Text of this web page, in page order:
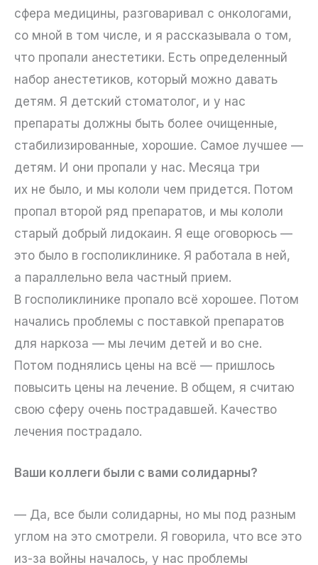
сфера медицины, разговаривал с онкологами,
со мной в том числе, и я рассказывала о том,
что пропали анестетики. Есть определенный
набор анестетиков, который можно давать
детям. Я детский стоматолог, и у нас
препараты должны быть более очищенные,
стабилизированные, хорошие. Самое лучшее —
детям. И они пропали у нас. Месяца три
их не было, и мы кололи чем придется. Потом
пропал второй ряд препаратов, и мы кололи
старый добрый лидокаин. Я еще оговорюсь —
это было в госполиклинике. Я работала в ней,
а параллельно вела частный прием.
В госполиклинике пропало всё хорошее. Потом
начались проблемы с поставкой препаратов
для наркоза — мы лечим детей и во сне.
Потом поднялись цены на всё — пришлось
повысить цены на лечение. В общем, я считаю
свою сферу очень пострадавшей. Качество
лечения пострадало.
Ваши коллеги были с вами солидарны?
— Да, все были солидарны, но мы под разным
углом на это смотрели. Я говорила, что все это
из-за войны началось, у нас проблемы